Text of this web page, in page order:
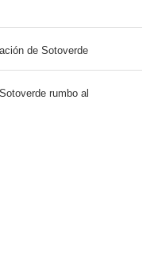
de Sotoverde
rumbo al